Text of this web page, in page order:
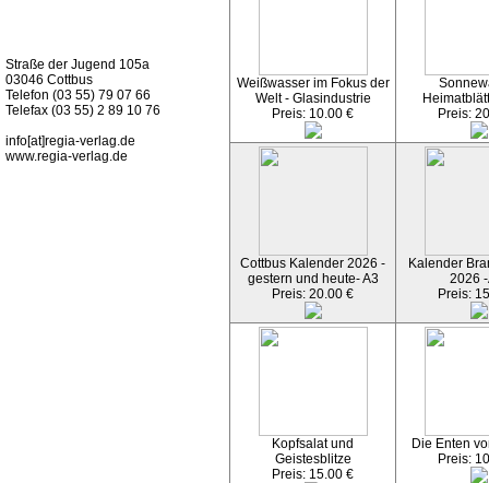
Straße der Jugend 105a
03046 Cottbus
Telefon (03 55) 79 07 66
Telefax (03 55) 2 89 10 76
info[at]regia-verlag.de
www.regia-verlag.de
Weißwasser im Fokus der
Welt - Glasindustrie
Preis: 10.00 €
Preis:
Cottbus Kalender 2026 -
gestern und heute- A3
Preis: 20.00 €
Kalender
2026
Preis:
Kopfsalat und
Geistesblitze
Preis: 15.00 €
Die Enten
Preis: